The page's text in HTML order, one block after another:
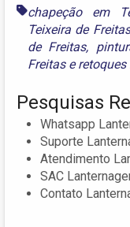
chapeção em
Teixeira de Freitas
de Freitas,
Freitase
Pesquisas
Whatsapp
Suporte
Atendimento
SAC
Contato